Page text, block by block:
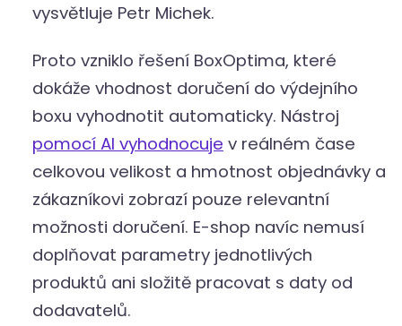
vysvětluje Petr Michek.
Proto vzniklo řešení BoxOptima, které
dokáže vhodnost doručení do výdejního
boxu vyhodnotit automaticky. Nástroj
pomocí AI vyhodnocuje v reálném čase
celkovou velikost a hmotnost objednávky a
zákazníkovi zobrazí pouze relevantní
možnosti doručení. E-shop navíc nemusí
doplňovat parametry jednotlivých
produktů ani složitě pracovat s daty od
dodavatelů.